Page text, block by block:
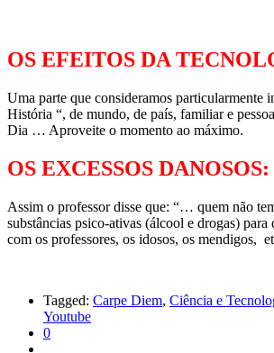
OS EFEITOS DA
Uma parte que consideramos particularmente
História “, de mundo, de país, familiar e
Dia … Aproveite o momento ao máximo.
OS EXCESSOS DANOSOS:
Assim o professor disse que: “… quem não
substâncias psico-ativas (álcool e drogas)
com os professores, os idosos, os mendigos,
Tagged: Carpe Diem, Ciência e
Youtube
0